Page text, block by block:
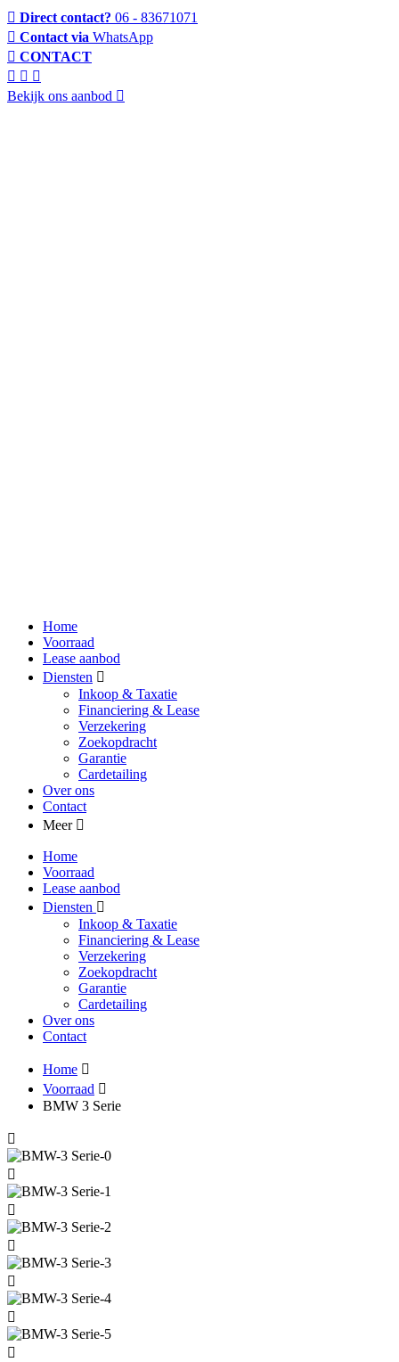
Direct contact? 06 - 83671071
Contact via WhatsApp
CONTACT
Bekijk ons aanbod
Home
Voorraad
Lease aanbod
Diensten
Inkoop & Taxatie
Financiering & Lease
Verzekering
Zoekopdracht
Garantie
Cardetailing
Over ons
Contact
Meer
Home
Voorraad
Lease aanbod
Diensten
Inkoop & Taxatie
Financiering & Lease
Verzekering
Zoekopdracht
Garantie
Cardetailing
Over ons
Contact
Home
Voorraad
BMW 3 Serie